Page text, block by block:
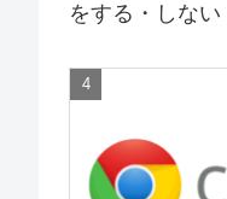
をする・しない